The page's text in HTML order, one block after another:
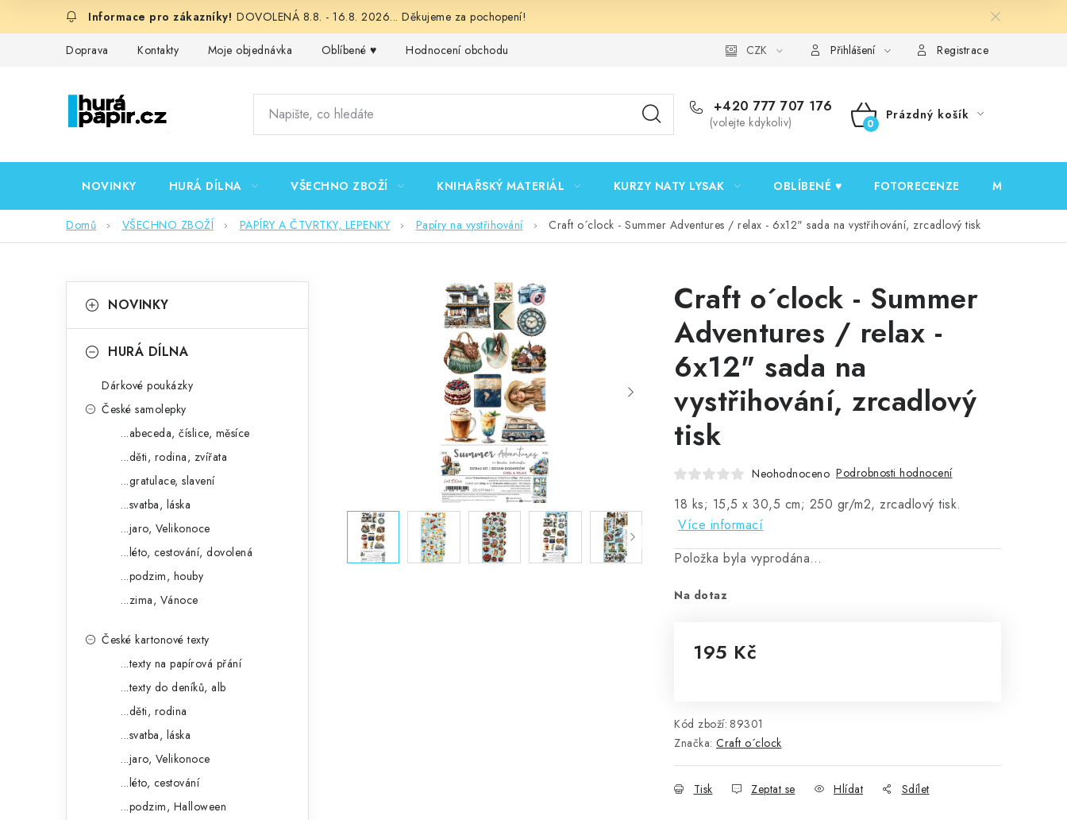
DOVOLENÁ 8.8. - 16.8. 2026... Děkujeme za pochopení!
Doprava Kontakty Moje objednávka Oblíbené ♥️ Hodnocení obchodu Podmínky ochrany osobních údajů Ověřování recenzí
CZK Přihlášení Registrace
+420 777 707 176
(volejte kdykoliv)
NÁKUPNÍ
Prázdný košík
NOVINKY HURÁ DÍLNA VŠECHNO ZBOŽÍ KNIHAŘSKÝ MATERIÁL KURZY NATY LYSAK OBLÍBENÉ ♥️ FOTORECENZE MOJE
Domů VŠECHNO ZBOŽÍ PAPÍRY A ČTVRTKY, LEPENKY Papíry na vystřihování Craft o´clock - Summer Adventures / relax - 6x12" sada na vystřihování, zrcadlový tisk
okategorie
a
NOVINKY
HURÁ DÍLNA
Dárkové poukázky
České samolepky
...abeceda, číslice, měsíce
...děti, rodina, zvířata
...gratulace, slavení
...svatba, láska
...jaro, Velikonoce
...léto, cestování, dovolená
...podzim, houby
...zima, Vánoce
České kartonové texty
...texty na papírová přání
...texty do deníků, alb
...děti, rodina
...svatba, láska
...jaro, Velikonoce
...léto, cestování
...podzim, Halloween
Craft o´clock - Summer
Adventures / relax -
6x12" sada na
vystřihování, zrcadlový
tisk
Neohodnoceno Podrobnosti hodnocení
18 ks; 15,5 x 30,5 cm; 250 gr/m2, zrcadlový tisk.
Více informací
Položka byla vyprodána…
Na dotaz
195 Kč
Kód zboží: 89301
Značka: Craft o´clock
Tisk Zeptat se Hlídat Sdílet